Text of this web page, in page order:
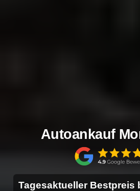
Autoankauf
Tagesaktueller Bestpreis